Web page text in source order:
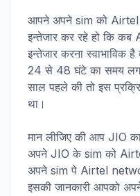
आपने अपने sim को Airtel
इन्तेजार कर रहे हो कि
इन्तेजार करना
24 से 48 घंटे का समय
साल पहले की तो इस
था।
मान लीजिए की आप JIO
अपने JIO के sim को
अपने sim पे Airtel
इसकी जानकारी आपको